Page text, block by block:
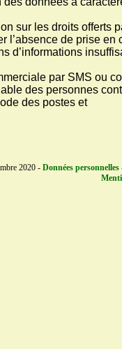
sur les droits offerts
l’absence de prise en
d’informations
par SMS ou
des personnes
des postes et
2020 - Données